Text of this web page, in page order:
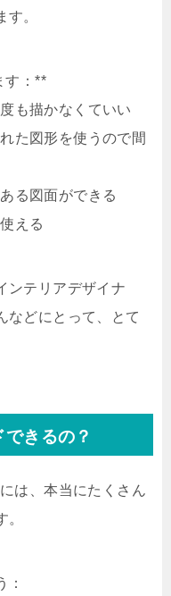
。
す：**
も描かなくていい
た図形を使うので間
る図面ができる
える
ンテリアデザイナ
などにとって、とて
きるの？
は、本当にたくさん
：